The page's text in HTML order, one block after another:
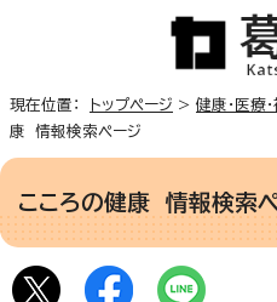
現在位置： トップページ > 健康・医療
康 情報検索ページ
こころの健康 情報検索